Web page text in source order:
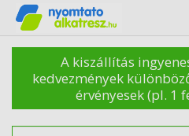
A kiszállítás
kedvezmények
érvényesek (pl. 1